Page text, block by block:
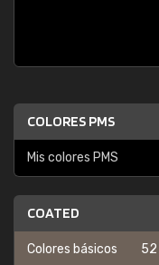
COLORES PMS
Mis colores PMS
COATED
Colores básicos 52